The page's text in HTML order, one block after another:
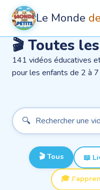
Le Monde
🎬 Toutes
141 vidéos éducatives
pour les enfants de 2 à 7
🔍
🎬 Tous 📖
🎓